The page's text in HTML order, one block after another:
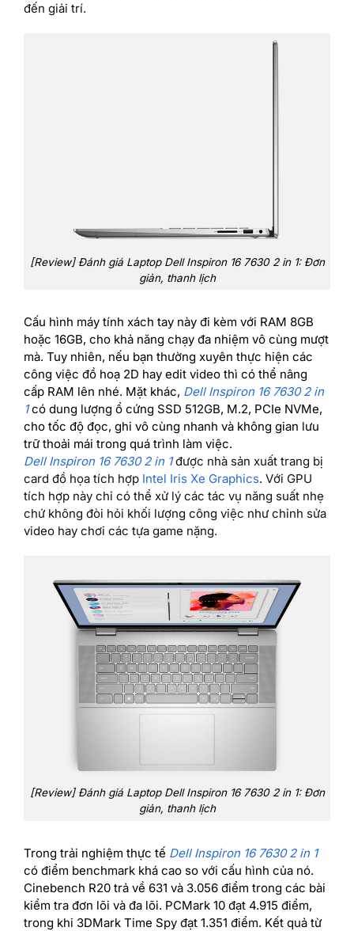
đến giải trí.
[Review] Đánh giá Laptop Dell Inspiron 16 7630 2 in 1: Đơn
giản, thanh lịch
Cấu hình máy tính xách tay này đi kèm với RAM 8GB
hoặc 16GB, cho khả năng chạy đa nhiệm vô cùng mượt
mà. Tuy nhiên, nếu bạn thường xuyên thực hiện các
công việc đồ hoạ 2D hay edit video thì có thể nâng
cấp RAM lên nhé. Mặt khác, Dell Inspiron 16 7630 2 in
1có dung lượng ổ cứng SSD 512GB, M.2, PCIe NVMe,
cho tốc độ đọc, ghi vô cùng nhanh và không gian lưu
trữ thoải mái trong quá trình làm việc.
Dell Inspiron 16 7630 2 in 1 được nhà sản xuất trang bị
card đồ họa tích hợp Intel Iris Xe Graphics. Với GPU
tích hợp này chỉ có thể xử lý các tác vụ năng suất nhẹ
chứ không đòi hỏi khối lượng công việc như chỉnh sửa
video hay chơi các tựa game nặng.
[Review] Đánh giá Laptop Dell Inspiron 16 7630 2 in 1: Đơn
giản, thanh lịch
Trong trải nghiệm thực tế Dell Inspiron 16 7630 2 in 1
có điểm benchmark khá cao so với cấu hình của nó.
Cinebench R20 trả về 631 và 3.056 điểm trong các bài
kiểm tra đơn lõi và đa lõi. PCMark 10 đạt 4.915 điểm,
trong khi 3DMark Time Spy đạt 1.351 điểm. Kết quả từ